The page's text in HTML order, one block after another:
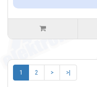
1 2 > >|